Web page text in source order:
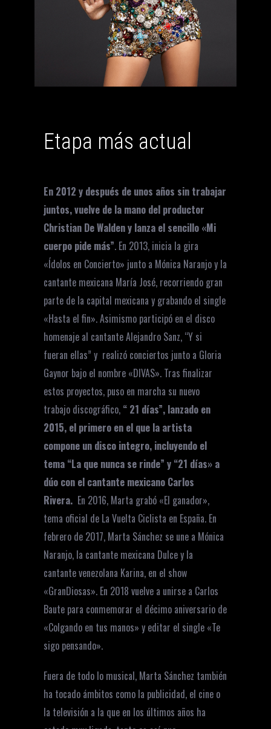
Etapa más actual
En 2012 y después de unos años sin trabajar
juntos, vuelve de la mano del productor
Christian De Walden y lanza el sencillo «Mi
cuerpo pide más”. En 2013, inicia la gira
«Ídolos en Concierto» junto a Mónica Naranjo y la
cantante mexicana María José, recorriendo gran
parte de la capital mexicana y grabando el single
«Hasta el fin». Asimismo participó en el disco
homenaje al cantante Alejandro Sanz, “Y si
fueran ellas” y realizó conciertos junto a Gloria
Gaynor bajo el nombre «DIVAS». Tras finalizar
estos proyectos, puso en marcha su nuevo
trabajo discográfico, “ 21 días”, lanzado en
2015, el primero en el que la artista
compone un disco integro, incluyendo el
tema “La que nunca se rinde” y “21 días» a
dúo con el cantante mexicano Carlos
Rivera.En 2016, Marta grabó «El ganador»,
tema oficial de La Vuelta Ciclista en España. En
febrero de 2017, Marta Sánchez se une a Mónica
Naranjo, la cantante mexicana Dulce y la
cantante venezolana Karina, en el show
«GranDiosas». En 2018 vuelve a unirse a Carlos
Baute para conmemorar el décimo aniversario de
«Colgando en tus manos» y editar el single «Te
sigo pensando».
Fuera de todo lo musical, Marta Sánchez también
ha tocado ámbitos como la publicidad, el cine o
la televisión a la que en los últimos años ha